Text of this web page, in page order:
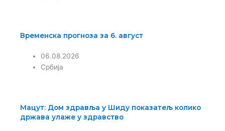
Временска прогноза за 6. август
06.08.2026
Србија
Мацут: Дом здравља у Шиду показатељ колико
држава улаже у здравство